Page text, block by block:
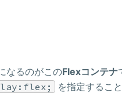
なるのがこのFlexコンテナ
を指定するこ